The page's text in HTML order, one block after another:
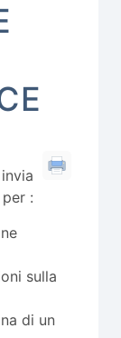
:
sulla
di un